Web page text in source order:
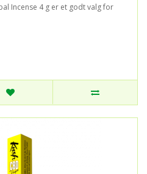
Incense 4 g er et godt valg for